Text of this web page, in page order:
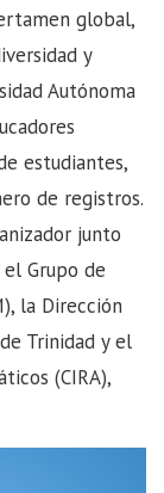
global,
y
Autónoma
estudiantes,
de registros.
junto
Grupo de
la Dirección
Trinidad y el
(CIRA),